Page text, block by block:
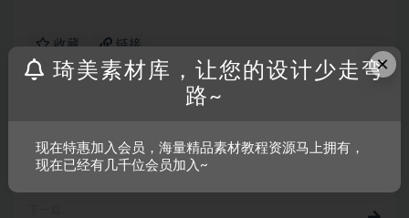
收藏 链接
10款高级饮料啤酒苏打水听装易拉罐金属锡罐外观设计
×
琦美素材库，让您的设计少走弯
路~
现在特惠加入会员，海量精品素材教程资源马上拥有，
现在已经有几千位会员加入~